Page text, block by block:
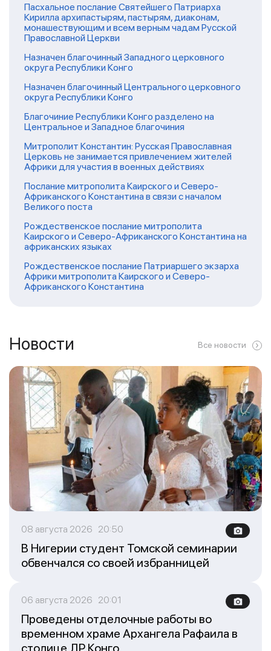
Пасхальное послание Святейшего Патриарха
Кирилла архипастырям, пастырям, диаконам,
монашествующим и всем верным чадам Русской
Православной Церкви
Назначен благочинный Западного церковного
округа Республики Конго
Назначен благочинный Центрального церковного
округа Республики Конго
Благочиние Республики Конго разделено на
Центральное и Западное благочиния
Митрополит Константин: Русская Православная
Церковь не занимается привлечением жителей
Африки для участия в военных действиях
Послание митрополита Каирского и Северо-
Африканского Константина в связи с началом
Великого поста
Рождественское послание митрополита
Каирского и Северо-Африканского Константина на
африканских языках
Рождественское послание Патриаршего экзарха
Африки митрополита Каирского и Северо-
Африканского Константина
Новости Все новости
08 августа 2026 20:50
В Нигерии студент Томской семинарии
обвенчался со своей избранницей
06 августа 2026 20:01
Проведены отделочные работы во
временном храме Архангела Рафаила в
столице ДР Конго